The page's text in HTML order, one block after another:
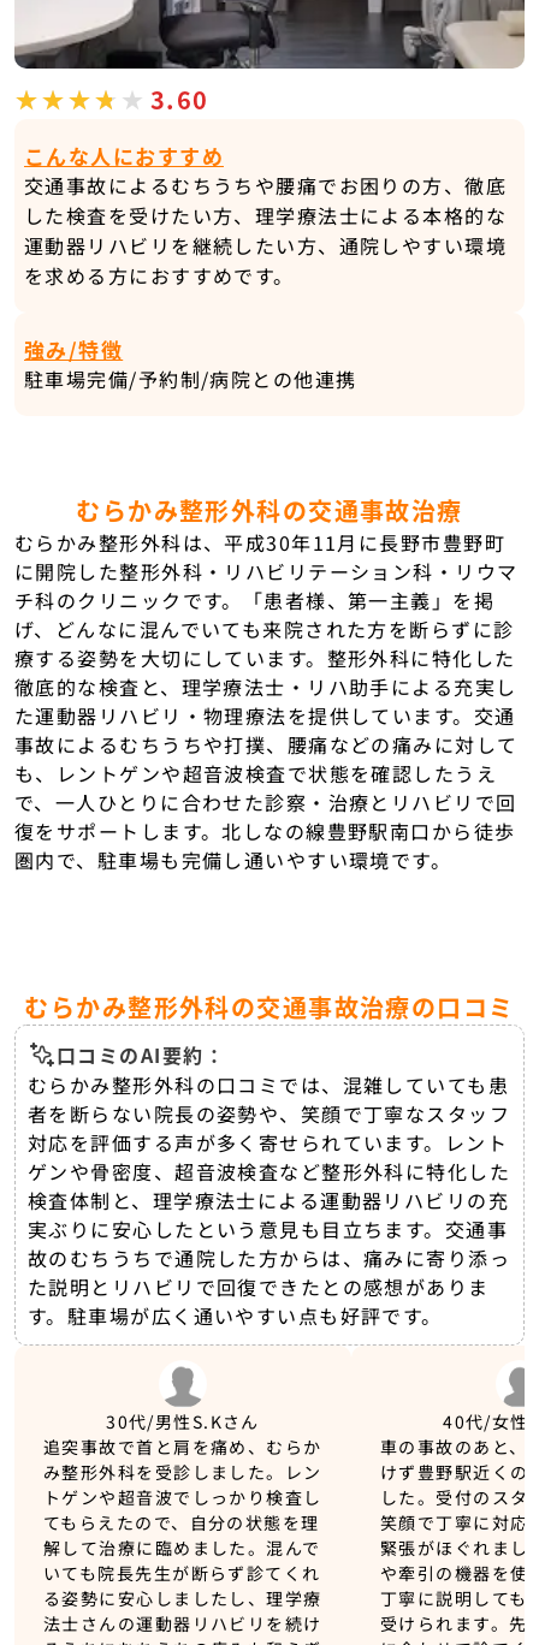
3.60
こんな人におすすめ
交通事故によるむちうちや腰痛でお困りの方、徹底
した検査を受けたい方、理学療法士による本格的な
運動器リハビリを継続したい方、通院しやすい環境
を求める方におすすめです。
強み/特徴
駐車場完備/予約制/病院との他連携
むらかみ整形外科の交通事故治療
むらかみ整形外科は、平成30年11月に長野市豊野町
に開院した整形外科・リハビリテーション科・リウマ
チ科のクリニックです。「患者様、第一主義」を掲
げ、どんなに混んでいても来院された方を断らずに診
療する姿勢を大切にしています。整形外科に特化した
徹底的な検査と、理学療法士・リハ助手による充実し
た運動器リハビリ・物理療法を提供しています。交通
事故によるむちうちや打撲、腰痛などの痛みに対して
も、レントゲンや超音波検査で状態を確認したうえ
で、一人ひとりに合わせた診察・治療とリハビリで回
復をサポートします。北しなの線豊野駅南口から徒歩
圏内で、駐車場も完備し通いやすい環境です。
むらかみ整形外科の交通事故治療の口コミ
口コミのAI要約：
むらかみ整形外科の口コミでは、混雑していても患
者を断らない院長の姿勢や、笑顔で丁寧なスタッフ
対応を評価する声が多く寄せられています。レント
ゲンや骨密度、超音波検査など整形外科に特化した
検査体制と、理学療法士による運動器リハビリの充
実ぶりに安心したという意見も目立ちます。交通事
故のむちうちで通院した方からは、痛みに寄り添っ
た説明とリハビリで回復できたとの感想がありま
す。駐車場が広く通いやすい点も好評です。
30代/男性S.Kさん
追突事故で首と肩を痛め、むらか
み整形外科を受診しました。レン
トゲンや超音波でしっかり検査し
てもらえたので、自分の状態を理
解して治療に臨めました。混んで
いても院長先生が断らず診てくれ
る姿勢に安心しましたし、理学療
法士さんの運動器リハビリを続け
40代/女性
車の事故のあと、
けず豊野駅近くの
した。受付のスタ
笑顔で丁寧に対応
緊張がほぐれまし
や牽引の機器を使
丁寧に説明しても
受けられます。先